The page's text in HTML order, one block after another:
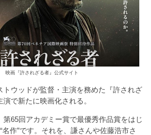
映画『許されざる者』公式サイト
ウッドが監督・主演を務めた『許されざ
で新たに映画化される。
第65回アカデミー賞で最優秀作品賞をはじ
作”です。それを、謙さんや佐藤浩市さ